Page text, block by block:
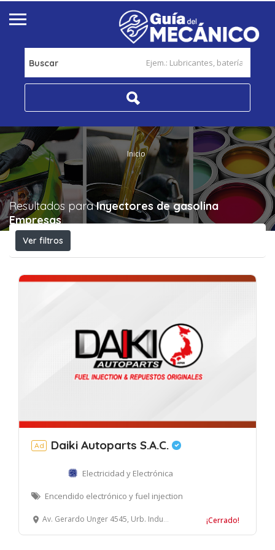
Buscar
Inicio
Resultados paraInyectores de gasolina
Empresas
Ver filtros
Ad Daiki Autoparts S.A.C.
Electricidad y Electrónica
Encendido electrónico y fuel injection
Av. Gerardo Unger 4545, Urb. Industrial Naranjal, Independencia, Lima ¡Cerrado!